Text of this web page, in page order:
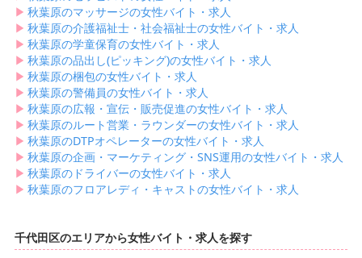
▶︎ 秋葉原のマッサージの女性バイト・求人
▶︎ 秋葉原の介護福祉士・社会福祉士の女性バイト・求人
▶︎ 秋葉原の学童保育の女性バイト・求人
▶︎ 秋葉原の品出し(ピッキング)の女性バイト・求人
▶︎ 秋葉原の梱包の女性バイト・求人
▶︎ 秋葉原の警備員の女性バイト・求人
▶︎ 秋葉原の広報・宣伝・販売促進の女性バイト・求人
▶︎ 秋葉原のルート営業・ラウンダーの女性バイト・求人
▶︎ 秋葉原のDTPオペレーターの女性バイト・求人
▶︎ 秋葉原の企画・マーケティング・SNS運用の女性バイト・求人
▶︎ 秋葉原のドライバーの女性バイト・求人
▶︎ 秋葉原のフロアレディ・キャストの女性バイト・求人
千代田区のエリアから女性バイト・求人を探す